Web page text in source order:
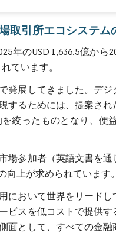
取引所エコシステム
のUSD 1,636.5億から
ています。
展してきました。デ
するためには、提案さ
絞ったものとなり、
場参加者（英語文書を
上が求められています。
において世界をリード
ビスを低コストで提供
面として、すべての金